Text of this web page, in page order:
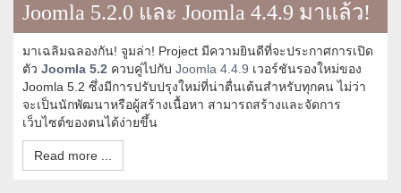
Joomla 5.2.0 และ Joomla 4.4.9 มาแล้ว!
มาเฉลิมฉลองกัน! จูมล่า! Project มีความยินดีที่จะประกาศการเปิด
ตัว Joomla 5.2 ควบคู่ไปกับ Joomla 4.4.9 เวอร์ชันรองใหม่ของ
Joomla 5.2 ซึ่งมีการปรับปรุงใหม่ที่น่าตื่นเต้นสำหรับทุกคน ไม่ว่า
จะเป็นนักพัฒนาหรือผู้สร้างเนื้อหา สามารถสร้างและจัดการ
เว็บไซต์ของตนได้ง่ายขึ้น
Read more ...